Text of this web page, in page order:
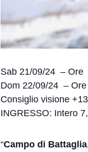
Sab 21/09/24 – Ore
Dom 22/09/24 –
Consiglio visione +13
INGRESSO: Intero
“Campo di Battaglia